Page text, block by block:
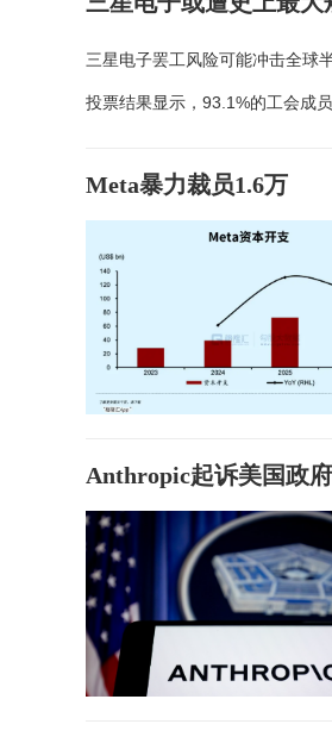
三星电子罢工风险可能冲击全球
投票结果显示，93.1%的工会成
Meta暴力裁员1.6万
Anthropic起诉美国政